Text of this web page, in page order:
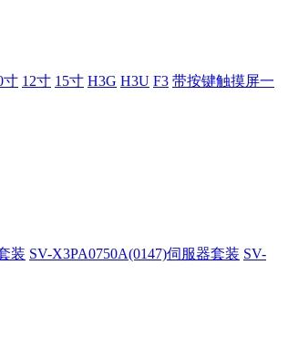
寸 12寸 15寸 H3G H3U F3 带按键触摸屏一
装 SV-X3PA0750A(0147)伺服器套装 SV-